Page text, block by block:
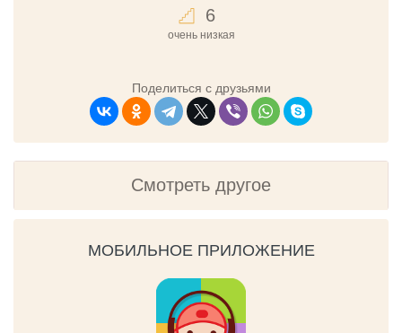
6
очень низкая
Поделиться с друзьями
Смотреть другое
МОБИЛЬНОЕ ПРИЛОЖЕНИЕ